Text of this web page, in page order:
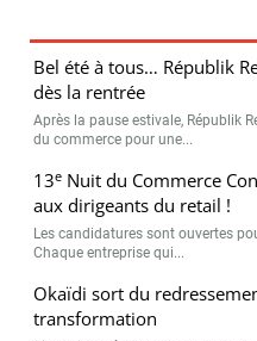
Six mois après l’ouverture de sa
Okaïdi tourne la page. Le...
Les chiffres clés du secteur
Une étude inédite menée par Xerfi
l’empreinte économique et...
Ieva Group nomme
délégué
Le groupe français de beauty tech
Betti, ancien directeur...